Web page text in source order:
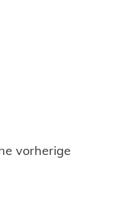
vorherige